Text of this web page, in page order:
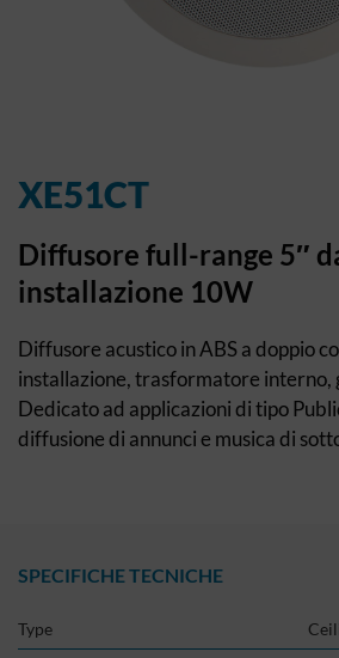
XE51CT
Diffusore full-range 5″
installazione 10W
Diffusore acustico in ABS a doppio
installazione, trasformatore interno,
Dedicato ad applicazioni di tipo
diffusione di annunci e musica di
SPECIFICHE TECNICHE
Type